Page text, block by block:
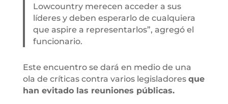
Lowcountry merecen acceder a sus
líderes y deben esperarlo de cualquiera
que aspire a representarlos”, agregó el
funcionario.
Este encuentro se dará en medio de una
ola de críticas contra varios legisladores que
han evitado las reuniones públicas.